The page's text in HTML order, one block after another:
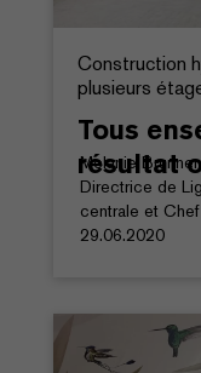
Construction
plusieurs
Tous
résultat
Melanie
Directrice de
centrale et
29.06.2020